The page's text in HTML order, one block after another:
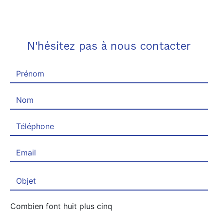
N'hésitez pas à nous contacter
Combien font huit plus cinq